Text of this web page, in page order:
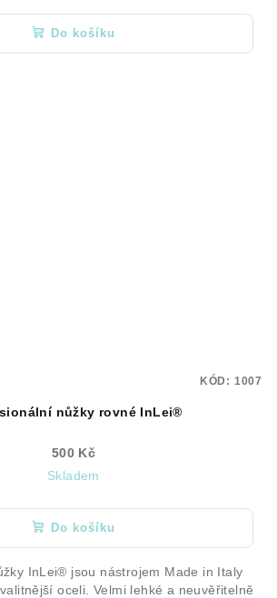
Do košíku
nůžky rovné InLei®
500 Kč
Skladem
Do košíku
InLei® jsou nástrojem Made in Italy
oceli. Velmi lehké a neuvěřitelně
KÓD: 1007